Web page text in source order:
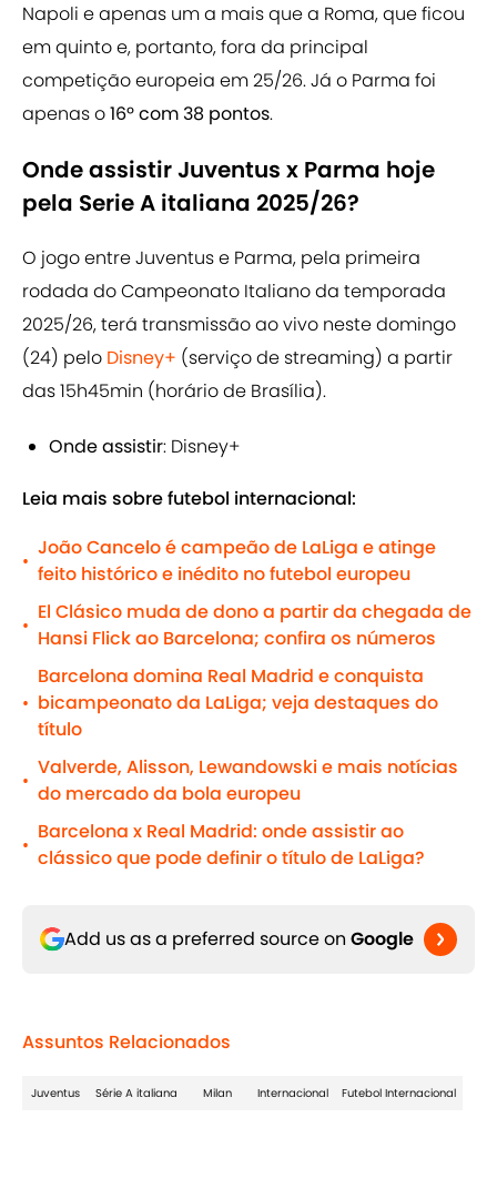
Napoli e apenas um a mais que a Roma, que ficou
em quinto e, portanto, fora da principal
competição europeia em 25/26. Já o Parma foi
apenas o16º com 38 pontos.
Onde assistir Juventus x Parma hoje
pela Serie A italiana 2025/26?
O jogo entre Juventus e Parma, pela primeira
rodada do Campeonato Italiano da temporada
2025/26, terá transmissão ao vivo neste domingo
(24) pelo Disney+ (serviço de streaming) a partir
das 15h45min (horário de Brasília).
Onde assistir: Disney+
Leia mais sobre futebol internacional:
•
João Cancelo é campeão de LaLiga e atinge
feito histórico e inédito no futebol europeu
•
El Clásico muda de dono a partir da chegada de
Hansi Flick ao Barcelona; confira os números
•
Barcelona domina Real Madrid e conquista
bicampeonato da LaLiga; veja destaques do
título
•
Valverde, Alisson, Lewandowski e mais notícias
do mercado da bola europeu
•
Barcelona x Real Madrid: onde assistir ao
clássico que pode definir o título de LaLiga?
Add us as a preferred source on Google
Assuntos Relacionados
Juventus Série A italiana Milan Internacional Futebol Internacional